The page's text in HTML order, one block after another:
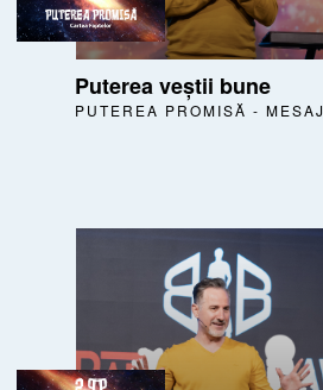
Puterea veștii bune
PUTEREA PROMISĂ -